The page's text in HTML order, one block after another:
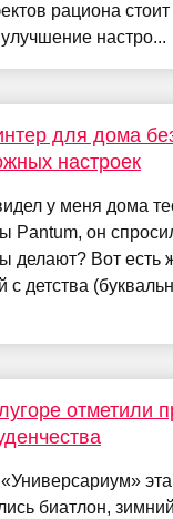
рациона стоит
настро...
для дома
настроек
у меня дома
Pantum, он
делают? Вот есть
с детства
отметили
биатлон,